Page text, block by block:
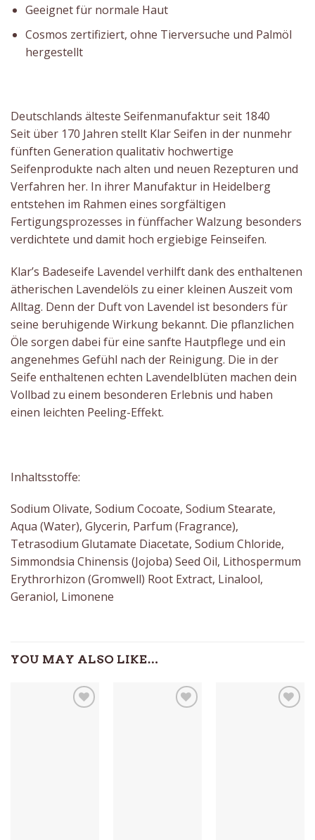
Geeignet für normale Haut
Cosmos zertifiziert, ohne Tierversuche und Palmöl
hergestellt
Deutschlands älteste Seifenmanufaktur seit 1840
Seit über 170 Jahren stellt Klar Seifen in der nunmehr
fünften Generation qualitativ hochwertige
Seifenprodukte nach alten und neuen Rezepturen und
Verfahren her. In ihrer Manufaktur in Heidelberg
entstehen im Rahmen eines sorgfältigen
Fertigungsprozesses in fünffacher Walzung besonders
verdichtete und damit hoch ergiebige Feinseifen.
Klar’s Badeseife Lavendel verhilft dank des enthaltenen
ätherischen Lavendelöls zu einer kleinen Auszeit vom
Alltag. Denn der Duft von Lavendel ist besonders für
seine beruhigende Wirkung bekannt. Die pflanzlichen
Öle sorgen dabei für eine sanfte Hautpflege und ein
angenehmes Gefühl nach der Reinigung. Die in der
Seife enthaltenen echten Lavendelblüten machen dein
Vollbad zu einem besonderen Erlebnis und haben
einen leichten Peeling-Effekt.
Inhaltsstoffe:
Sodium Olivate, Sodium Cocoate, Sodium Stearate,
Aqua (Water), Glycerin, Parfum (Fragrance),
Tetrasodium Glutamate Diacetate, Sodium Chloride,
Simmondsia Chinensis (Jojoba) Seed Oil, Lithospermum
Erythrorhizon (Gromwell) Root Extract, Linalool,
Geraniol, Limonene
YOU MAY ALSO LIKE…